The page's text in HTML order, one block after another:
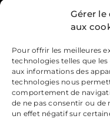
Gérer
aux
Pour offrir les meilleures
technologies telles que
aux informations des
technologies nous
comportement de
de ne pas consentir ou
un effet négatif sur